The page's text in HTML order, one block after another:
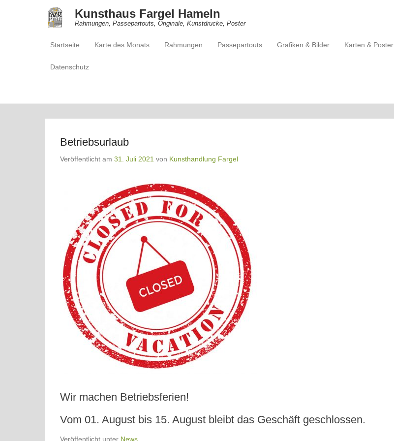
Kunsthaus Fargel Hameln
Rahmungen, Passepartouts, Originale, Kunstdrucke, Poster
Primärmenü
Zum Inhalt springen
Startseite Karte des Monats Rahmungen Passepartouts Grafiken & Bilder Karten & Poster
Datenschutz
Betriebsurlaub
Veröffentlicht am 31. Juli 2021 von Kunsthandlung Fargel
Wir machen Betriebsferien!
Vom 01. August bis 15. August bleibt das Geschäft geschlossen.
Veröffentlicht unter News